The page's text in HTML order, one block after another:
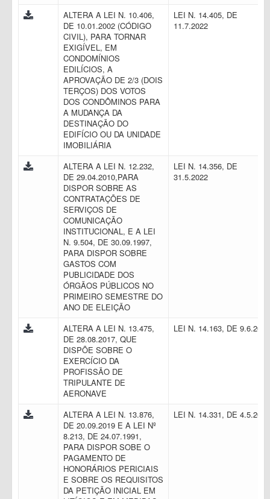
ALTERA A LEI N. 10.406,
DE 10.01.2002 (CÓDIGO
CIVIL), PARA TORNAR
EXIGÍVEL, EM
CONDOMÍNIOS
EDILÍCIOS, A
APROVAÇÃO DE 2/3 (DOIS
TERÇOS) DOS VOTOS
DOS CONDÔMINOS PARA
A MUDANÇA DA
DESTINAÇÃO DO
EDIFÍCIO OU DA UNIDADE
IMOBILIÁRIA
LEI N. 14.405, DE
11.7.2022
ALTERA A LEI N. 12.232,
DE 29.04.2010,PARA
DISPOR SOBRE AS
CONTRATAÇÕES DE
SERVIÇOS DE
COMUNICAÇÃO
INSTITUCIONAL, E A LEI
N. 9.504, DE 30.09.1997,
PARA DISPOR SOBRE
GASTOS COM
PUBLICIDADE DOS
ÓRGÃOS PÚBLICOS NO
PRIMEIRO SEMESTRE DO
ANO DE ELEIÇÃO
LEI N. 14.356, DE
31.5.2022
ALTERA A LEI N. 13.475,
DE 28.08.2017, QUE
DISPÕE SOBRE O
EXERCÍCIO DA
PROFISSÃO DE
TRIPULANTE DE
AERONAVE
LEI N. 14.163, DE
ALTERA A LEI N. 13.876,
DE 20.09.2019 E A LEI Nº
8.213, DE 24.07.1991,
PARA DISPOR SOBE O
PAGAMENTO DE
HONORÁRIOS PERICIAIS
E SOBRE OS REQUISITOS
DA PETIÇÃO INICIAL EM
LEI N. 14.331, DE